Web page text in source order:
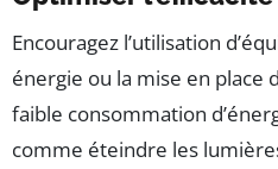
Encouragez l’utilisation
énergie ou la mise en place
faible consommation
comme éteindre les